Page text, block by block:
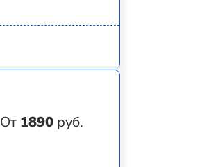
От 1890 руб.